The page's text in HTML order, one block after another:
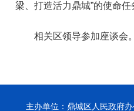
梁、打造活力鼎城”的使命任
相关区领导参加座谈会。
主办单位：鼎城区人民政府